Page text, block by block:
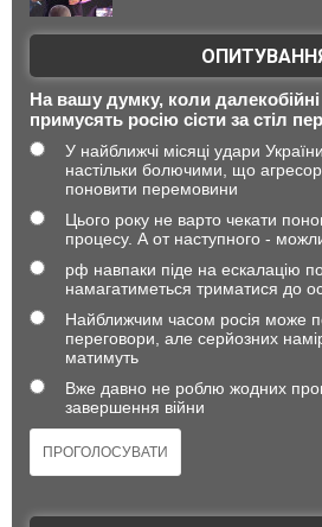
На вашу думку, коли далекобійні
примусять росію сісти за стіл
У найближчі місяці удари
настільки болючими, що
поновити перемовини
Цього року не варто чекати
процесу. А от наступного -
рф навпаки піде на ескалацію
намагатиметься триматися до
Найближчим часом росія може
переговори, але серйозних
матимуть
Вже давно не роблю жодних
завершення війни